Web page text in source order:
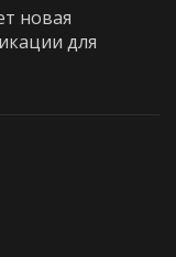
новая
для